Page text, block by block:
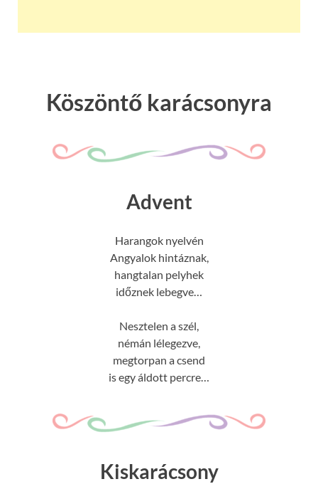
Köszöntő karácsonyra
Advent
Harangok nyelvén
Angyalok hintáznak,
hangtalan pelyhek
időznek lebegve…
Nesztelen a szél,
némán lélegezve,
megtorpan a csend
is egy áldott percre…
Kiskarácsony